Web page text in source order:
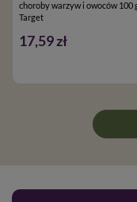
choroby warzyw i owoców 100
Target
17,59 zł